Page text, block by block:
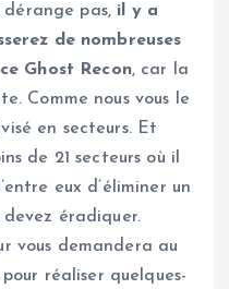
pas, il y a
de nombreuses
Ghost Recon, car la
Comme nous vous le
en secteurs. Et
de 21 secteurs où il
eux d’éliminer un
éradiquer.
vous demandera au
réaliser quelques-